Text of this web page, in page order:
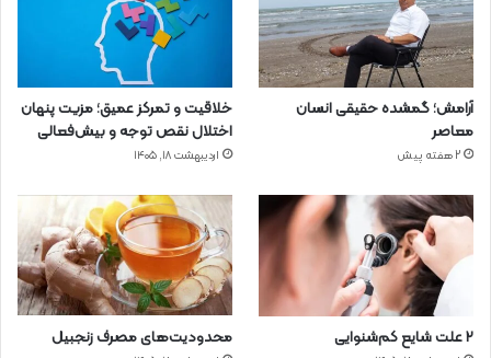
آرامش؛ گمشده حقیقی انسان
معاصر
2 هفته پیش
خلاقیت و تمرکز عمیق؛ مزیت پنهان
اختلال نقص توجه و بیش‌فعالی
اردیبهشت ۱۸, ۱۴۰۵
۲ علت شایع‌ کم‌شنوایی محدودیت‌های مصرف زنجبیل